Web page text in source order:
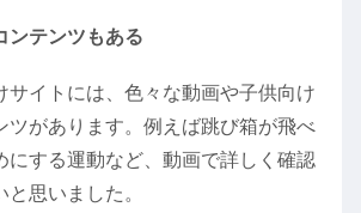
ンテンツもある
サイトには、色々な動画や子供向け
ツがあります。例えば跳び箱が飛べ
にする運動など、動画で詳しく確認
思いました。